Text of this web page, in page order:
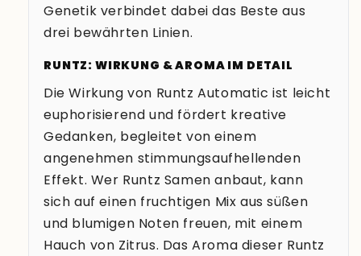
Genetik verbindet dabei das Beste aus
drei bewährten Linien.
RUNTZ: WIRKUNG & AROMA IM DETAIL
Die Wirkung von Runtz Automatic ist leicht
euphorisierend und fördert kreative
Gedanken, begleitet von einem
angenehmen stimmungsaufhellenden
Effekt. Wer Runtz Samen anbaut, kann
sich auf einen fruchtigen Mix aus süßen
und blumigen Noten freuen, mit einem
Hauch von Zitrus. Das Aroma dieser Runtz